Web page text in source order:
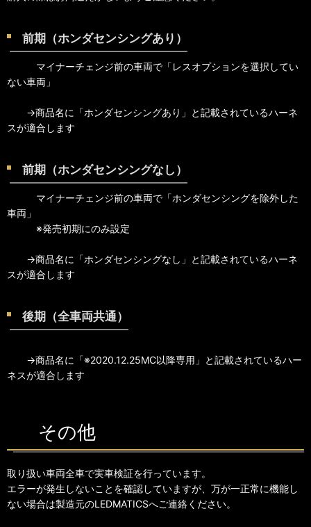
前期（ホンダセンシングあり）
マイナーチェンジ前の車両で「レスオプションを選択してい
ない車両」
→商品名に「ホンダセンシングあり」と記載されているハーネ
スが適合します
前期（ホンダセンシングなし）
マイナーチェンジ前の車両で「ホンダセンシングを除外した
車両」
※発売初期にのみ設定
→商品名に「ホンダセンシングなし」と記載されているハーネ
スが適合します
後期（全車両共通）
→商品名に「※2020.12.25MC以降専用」と記載されているハー
ネスが適合します
その他
取り扱い車両全車で実車検証を行っています。
エラーが発生しないことを確認していますが、万が一正常に機能し
ない場合は製造元のLEDMATICSへご連絡ください。